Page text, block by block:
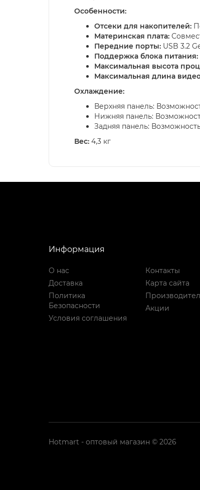
Особенности:
Отсеки для накопителей:
Материнская плата:
Передние порты: USB 3.2
Поддержка блока питания:
Максимальная высота
Максимальная длина
Охлаждение:
Верхняя панель:
Нижняя панель:
Задняя панель:
Вес: 4,3 кг
Информация
О нас
Доставка
Политика
Безопасности
Условия соглашения
Контакты
Карта сайта
Акции
Hotmart - оптовый магазин © 2026